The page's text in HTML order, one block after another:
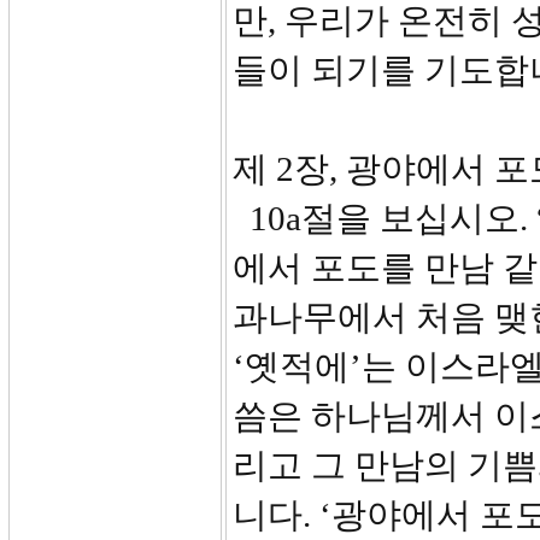
만, 우리가 온전히
들이 되기를 기도합
제 2장, 광야에서
10a절을 보십시오
에서 포도를 만남
과나무에서 처음
‘옛적에’는 이스라
씀은 하나님께서
리고 그 만남의 기
니다. ‘광야에서 포